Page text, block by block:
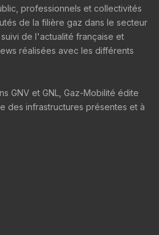
professionnels et collectivités
de la filière gaz dans le secteur
de l'actualité française et
réalisées avec les différents
GNV et GNL, Gaz-Mobilité édite
des infrastructures présentes et à